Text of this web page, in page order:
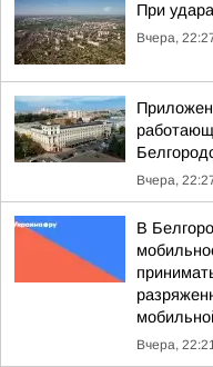
При
Вчера,
Вчера,
В
Вчера,